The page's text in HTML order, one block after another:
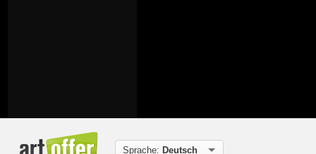
Sprache: Deutsch